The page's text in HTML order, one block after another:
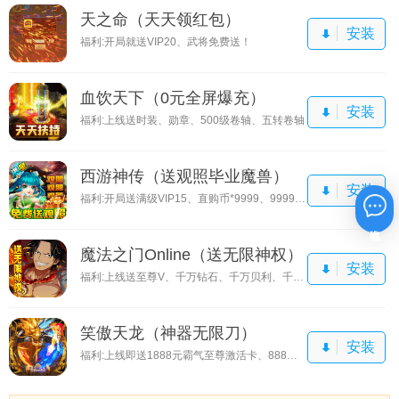
天之命（天天领红包）
福利:开局就送VIP20、武将免费送！
安装
血饮天下（0元全屏爆充）
福利:上线送时装、勋章、500级卷轴、五转卷轴
安装
西游神传（送观照毕业魔兽）
安装
魔法之门Online（送无限神权）
安装
笑傲天龙（神器无限刀）
安装